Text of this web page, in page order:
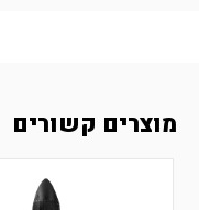
מוצרים קשורים